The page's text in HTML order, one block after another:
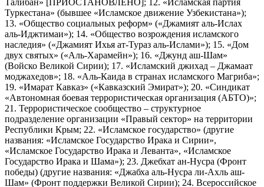
Талибан» [ПРИОСТАНОВЛЕНО]; 12. «Исламская партия
Туркестана» (бывшее «Исламское движение Узбекистана»);
13. «Общество социальных реформ» («Джамият аль-Ислах
аль-Иджтимаи»); 14. «Общество возрождения исламского
наследия» («Джамият Ихья ат-Тураз аль-Ислами»); 15. «Дом
двух святых» («Аль-Харамейн»); 16. «Джунд аш-Шам»
(Войско Великой Сирии); 17. «Исламский джихад – Джамаат
моджахедов»; 18. «Аль-Каида в странах исламского Магриба»;
19. «Имарат Кавказ» («Кавказский Эмират»); 20. «Синдикат
«Автономная боевая террористическая организация (АБТО)»;
21. Террористическое сообщество – структурное
подразделение организации «Правый сектор» на территории
Республики Крым; 22. «Исламское государство» (другие
названия: «Исламское Государство Ирака и Сирии»,
«Исламское Государство Ирака и Леванта», «Исламское
Государство Ирака и Шама»); 23. Джебхат ан-Нусра (Фронт
победы) (другие названия: «Джабха аль-Нусра ли-Ахль аш-
Шам» (Фронт поддержки Великой Сирии); 24. Всероссийское